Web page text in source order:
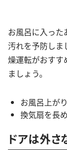
お風呂に入った
汚れを予防しま
燥運転がおすす
ましょう。
お風呂上が
換気扇を長
ドアは外さ